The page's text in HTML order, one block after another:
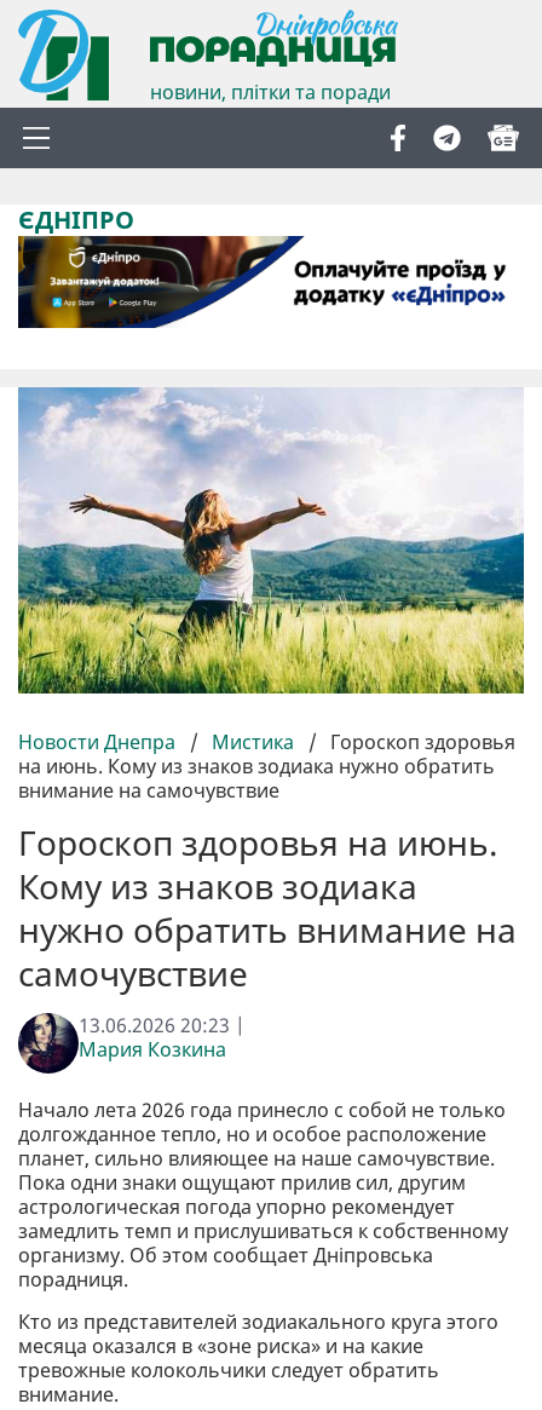
новини, плітки та поради
ЄДНІПРО
Новости Днепра / Мистика / Гороскоп здоровья
на июнь. Кому из знаков зодиака нужно обратить
внимание на самочувствие
Гороскоп здоровья на июнь.
Кому из знаков зодиака
нужно обратить внимание на
самочувствие
13.06.2026 20:23 |
Мария Козкина
Начало лета 2026 года принесло с собой не только
долгожданное тепло, но и особое расположение
планет, сильно влияющее на наше самочувствие.
Пока одни знаки ощущают прилив сил, другим
астрологическая погода упорно рекомендует
замедлить темп и прислушиваться к собственному
организму. Об этом сообщает Дніпровська
порадниця.
Кто из представителей зодиакального круга этого
месяца оказался в «зоне риска» и на какие
тревожные колокольчики следует обратить
внимание.